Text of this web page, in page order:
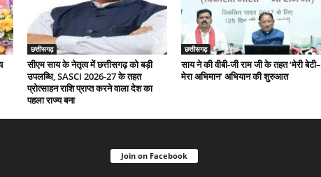
छत्तीसगढ़
सीएम साय के नेतृत्व में छत्तीसगढ़ को बड़ी
उपलब्धि, SASCI 2026-27 के तहत
प्रोत्साहन राशि प्राप्त करने वाला देश का
पहला राज्य बना
छत्तीसगढ़
साय ने की वीबी-जी राम जी के तहत ‘मेरी बेटी–
मेरा अभिमान’ अभियान की शुरुआत
Join on Facebook